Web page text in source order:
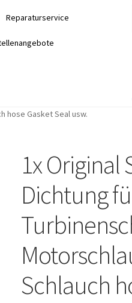
Reparaturservice
hose Gasket Seal usw.
1x Original
Dichtung
Schlauch